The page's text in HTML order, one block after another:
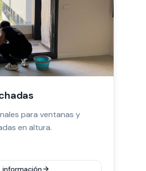
para ventanas y
en altura.
información